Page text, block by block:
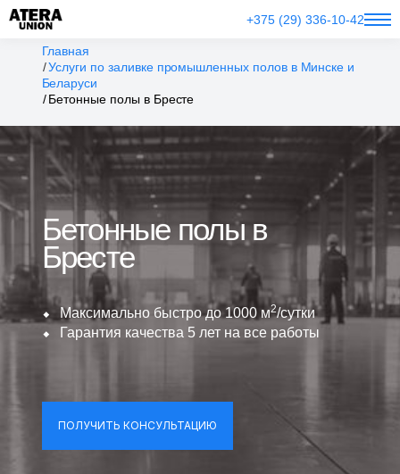
+375 (29) 336-10-42
Главная
Услуги по заливке промышленных полов в Минске и
Беларуси
Бетонные полы в Бресте
Бетонные полы в
Бресте
Максимально быстро до 1000 м2/сутки
Гарантия качества 5 лет на все работы
ПОЛУЧИТЬ КОНСУЛЬТАЦИЮ